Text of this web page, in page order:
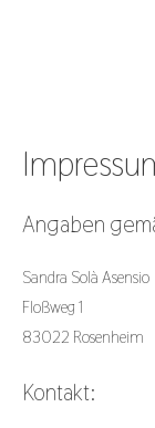
Angaben
Sandra Solà Asensio
Floßweg 1
83022 Rosenheim
Kontakt: